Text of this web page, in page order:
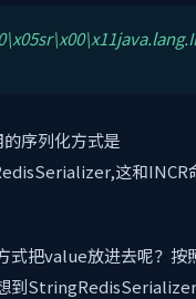
序列化方式是
这和INCR
式把value放进去呢？按
到